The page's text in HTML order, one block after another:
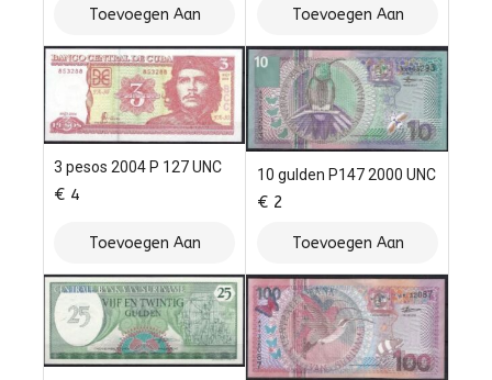
Toevoegen Aan
Winkelwagen
Toevoegen Aan
Winkelwagen
3 pesos 2004 P 127 UNC
€ 4
Toevoegen Aan
Winkelwagen
10 gulden P147 2000 UNC
€ 2
Toevoegen Aan
Winkelwagen